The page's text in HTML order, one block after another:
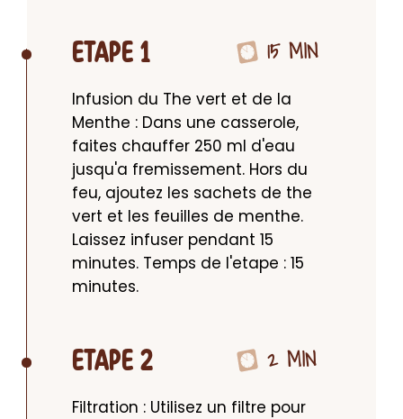
ETAPE 1 15 MIN
Infusion du The vert et de la
Menthe : Dans une casserole,
faites chauffer 250 ml d'eau
jusqu'a fremissement. Hors du
feu, ajoutez les sachets de the
vert et les feuilles de menthe.
Laissez infuser pendant 15
minutes. Temps de l'etape : 15
minutes.
ETAPE 2 2 MIN
Filtration : Utilisez un filtre pour